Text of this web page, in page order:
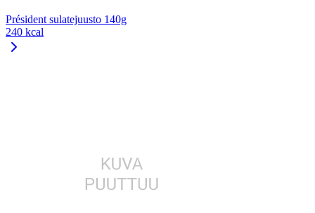
Président sulatejuusto 140g
240 kcal